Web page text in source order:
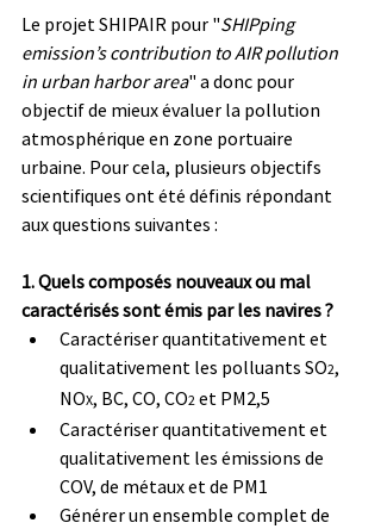
Le projet SHIPAIR pour "SHIPping
emission’s contribution to AIR pollution
in urban harbor area" a donc pour
objectif de mieux évaluer la pollution
atmosphérique en zone portuaire
urbaine. Pour cela, plusieurs objectifs
scientifiques ont été définis répondant
aux questions suivantes :
1. Quels composés nouveaux ou mal
caractérisés sont émis par les navires ?
Caractériser quantitativement et
qualitativement les polluants SO2,
NOX, BC, CO, CO2 et PM2,5
Caractériser quantitativement et
qualitativement les émissions de
COV, de métaux et de PM1
Générer un ensemble complet de